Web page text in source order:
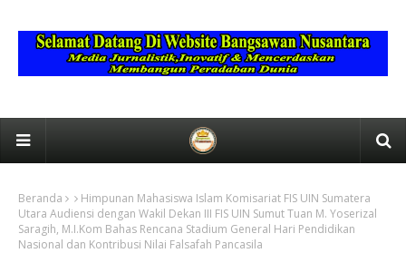
Beranda
Himpunan Mahasiswa Islam Komisariat FIS UIN Sumatera
Utara Audiensi dengan Wakil Dekan III FIS UIN Sumut Tuan M. Yoserizal
Saragih, M.I.Kom Bahas Rencana Stadium General Hari Pendidikan
Nasional dan Kontribusi Nilai Falsafah Pancasila